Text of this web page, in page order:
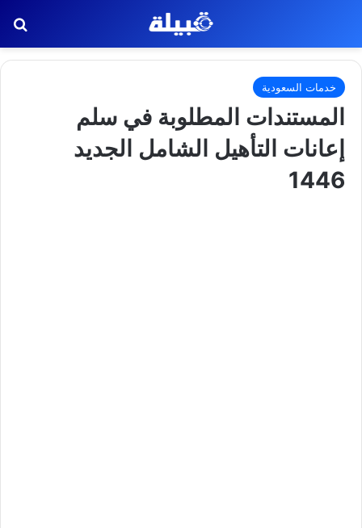
خدمات السعودية
المستندات المطلوبة في سلم
إعانات التأهيل الشامل الجديد
1446